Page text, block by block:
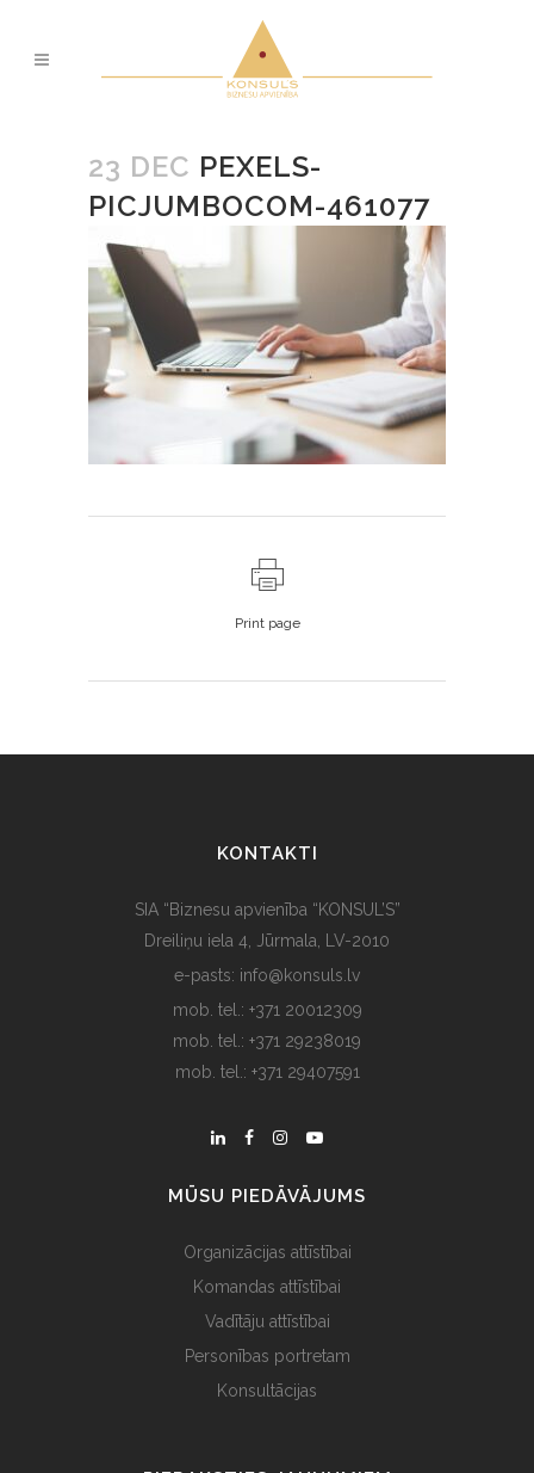
23 DEC PEXELS-
PICJUMBOCOM-461077
Print page
KONTAKTI
SIA “Biznesu apvienība “KONSUL’S”
Dreiliņu iela 4, Jūrmala, LV-2010
e-pasts: info@konsuls.lv
mob. tel.: +371 20012309
mob. tel.: +371 29238019
mob. tel.: +371 29407591
MŪSU PIEDĀVĀJUMS
Organizācijas attīstībai
Komandas attīstībai
Vadītāju attīstībai
Personības portretam
Konsultācijas